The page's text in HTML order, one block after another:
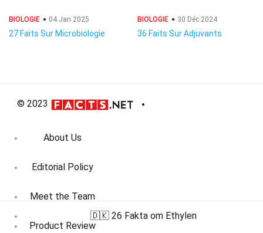
BIOLOGIE 04 Jan 2025
27 Faits Sur Microbiologie
BIOLOGIE 30 Déc 2024
36 Faits Sur Adjuvants
© 2023
About Us
Editorial Policy
Meet the Team
Product Review
🇩🇰 26 Fakta om Ethylen